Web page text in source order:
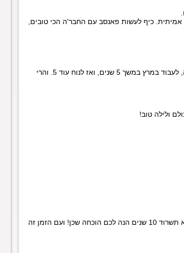
כיף לעשות פאנסב עם החבר'ה הכי טובים,
אני חושב שמצאנו את השיטה הכי טובה לשבור שיאים: לפתוח קבוצה, לעבוד במרץ במשך 5 שנים, ואז לנוח עוד 5. והרי
ולילה טוב!
זה לקח קצת זמן, אבל הסבלנות משתלמת. אז כל מי שאמר שקאט לא תשרוד 10 שנים הנה לכם הוכחה שכן! ועם הזמן זה